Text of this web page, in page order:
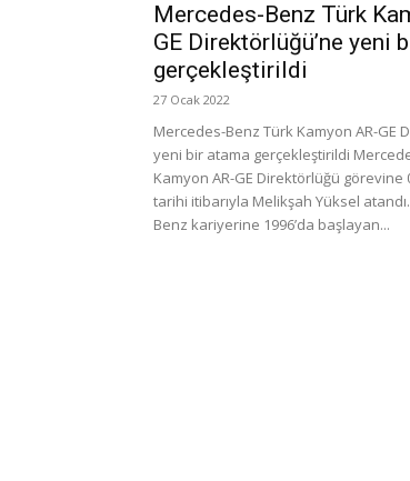
Mercedes-Benz Türk
GE Direktörlüğü’ne yeni
gerçekleştirildi
27 Ocak 2022
Mercedes-Benz Türk Kamyon AR-GE
yeni bir atama gerçekleştirildi
Kamyon AR-GE Direktörlüğü görevine
tarihi itibarıyla Melikşah Yüksel
Benz kariyerine 1996’da başlayan...